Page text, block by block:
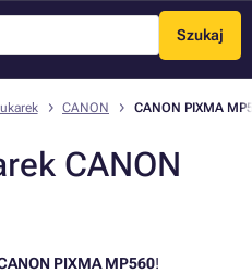
Szukaj
Menu
CANON CANON PIXMA
CANON
PIXMA MP560!